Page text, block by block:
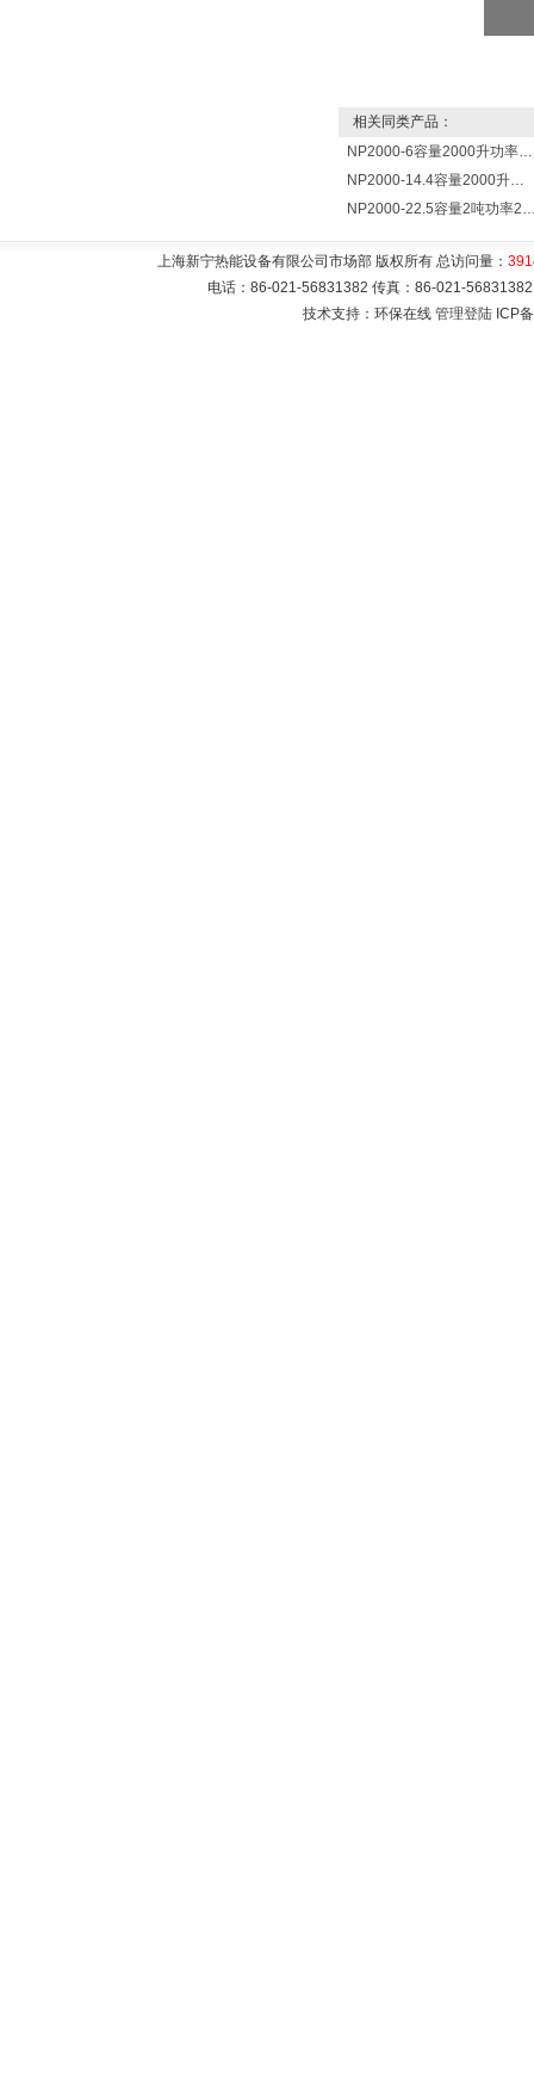
相关同类产品：
NP2000-6容量2000升功率6000瓦新宁电热水器 热水锅炉
NP2000-14.4容量2000升功率14400瓦蓄热式电热水器 热水锅炉
NP2000-22.5容量2吨功率22500瓦储
上海新宁热能设备有限公司市场部 版权所有 总访问量：
电话：86-021-56831382 传真：86-021-
技术支持：环保在线 管理登陆 ICP